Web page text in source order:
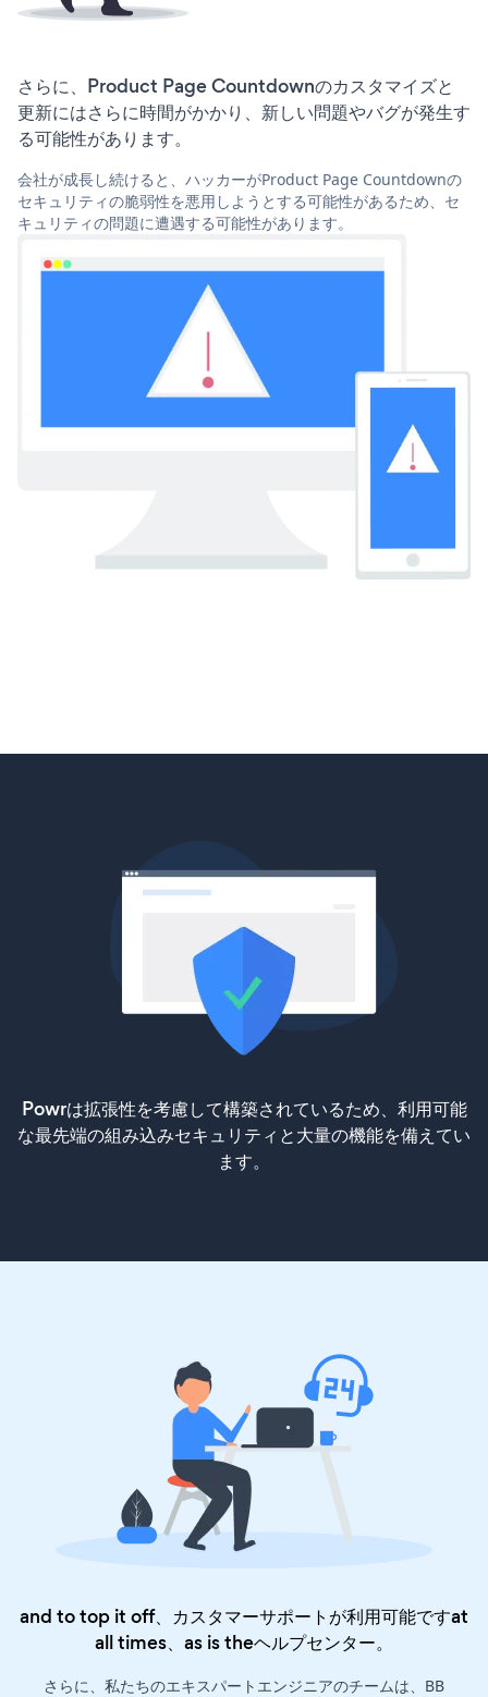
さらに、Product Page Countdownのカスタマイズと
更新にはさらに時間がかかり、新しい問題やバグが発生す
る可能性があります。
会社が成長し続けると、ハッカーがProduct Page Countdownの
セキュリティの脆弱性を悪用しようとする可能性があるため、セ
キュリティの問題に遭遇する可能性があります。
Powrは拡張性を考慮して構築されているため、利用可能
な最先端の組み込みセキュリティと大量の機能を備えてい
ます。
and to top it off、カスタマーサポートが利用可能ですat
all times、as is theヘルプセンター。
さらに、私たちのエキスパートエンジニアのチームは、BB